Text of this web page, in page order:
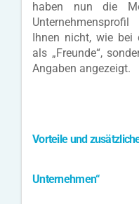
haben nun die
Ihnen nicht, wie bei
als „Freunde“,
Angaben angezeigt.
Vorteile und
Unternehmen“